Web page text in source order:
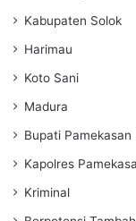
Kabupaten Solok
Harimau
Koto Sani
Madura
Bupati Pamekasan
Kapolres
Kriminal